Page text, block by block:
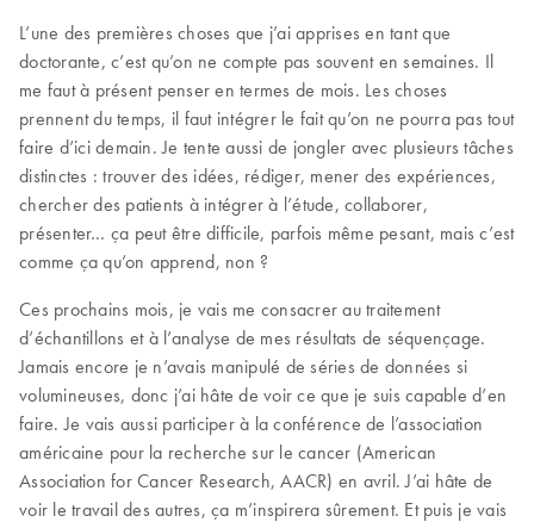
L’une des premières choses que j’ai apprises en tant que
doctorante, c’est qu’on ne compte pas souvent en semaines. Il
me faut à présent penser en termes de mois. Les choses
prennent du temps, il faut intégrer le fait qu’on ne pourra pas tout
faire d’ici demain. Je tente aussi de jongler avec plusieurs tâches
distinctes : trouver des idées, rédiger, mener des expériences,
chercher des patients à intégrer à l’étude, collaborer,
présenter… ça peut être difficile, parfois même pesant, mais c’est
comme ça qu’on apprend, non ?
Ces prochains mois, je vais me consacrer au traitement
d’échantillons et à l’analyse de mes résultats de séquençage.
Jamais encore je n’avais manipulé de séries de données si
volumineuses, donc j’ai hâte de voir ce que je suis capable d’en
faire. Je vais aussi participer à la conférence de l’association
américaine pour la recherche sur le cancer (American
Association for Cancer Research, AACR) en avril. J’ai hâte de
voir le travail des autres, ça m’inspirera sûrement. Et puis je vais